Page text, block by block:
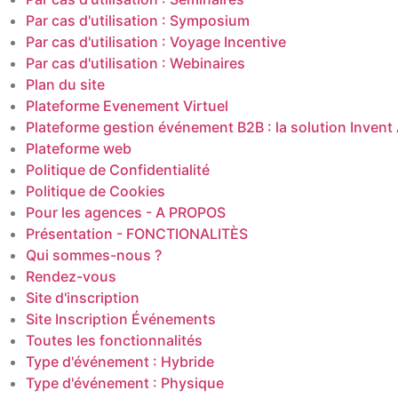
Par cas d'utilisation : Symposium
Par cas d'utilisation : Voyage Incentive
Par cas d'utilisation : Webinaires
Plan du site
Plateforme Evenement Virtuel
Plateforme gestion événement B2B : la solution Invent
Plateforme web
Politique de Confidentialité
Politique de Cookies
Pour les agences - A PROPOS
Présentation - FONCTIONALITÈS
Qui sommes-nous ?
Rendez-vous
Site d'inscription
Site Inscription Événements
Toutes les fonctionnalités
Type d'événement : Hybride
Type d'événement : Physique